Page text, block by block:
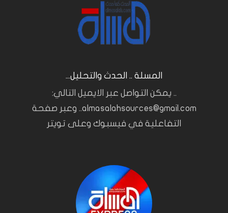
المسلة .. الحدث والتحليل...
.. يمكن التواصل عبر الايميل التالي:
almasalahsources@gmail.com.. وعبر صفحة
التفاعلية في فيسبوك وعلى تويتر